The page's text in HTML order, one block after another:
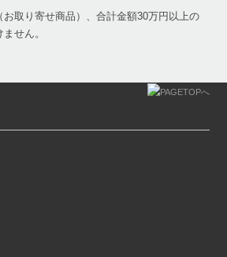
取り寄せ商品）、合計金額30万円以上の
せん。